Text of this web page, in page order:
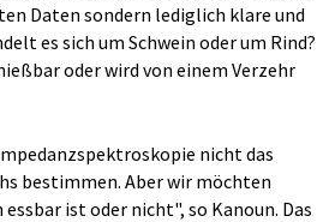
Daten sondern lediglich klare und
es sich um Schwein oder um Rind?
oder wird von einem Verzehr
nicht das
bestimmen. Aber wir möchten
ist oder nicht", so Kanoun. Das